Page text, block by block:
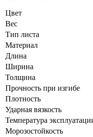
Цвет
Вес
Тип листа
Материал
Длина
Ширина
Толщина
Прочность при изгибе
Плотность
Ударная вязкость
Температура
Морозостойкость